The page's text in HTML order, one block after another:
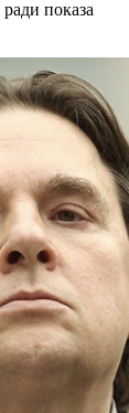
показа